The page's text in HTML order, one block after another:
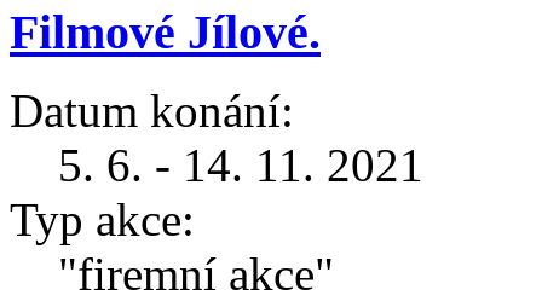
Filmové Jílové.
Datum konání:
5. 6. - 14. 11. 2021
Typ akce:
"firemní akce"